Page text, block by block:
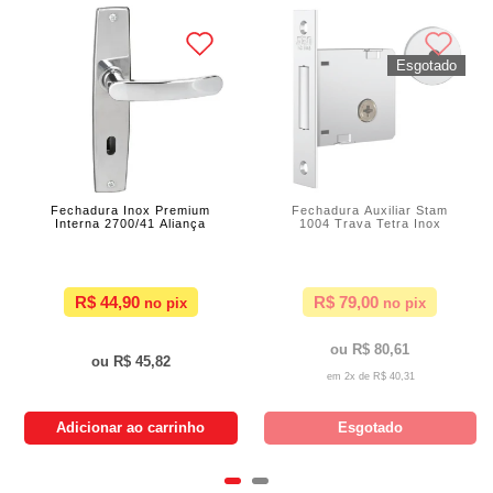
Fechadura Inox Premium
Interna 2700/41 Aliança
R$ 44,90
R$ 45,82
Adicionar ao carrinho
Fechadura Auxiliar Stam
1004 Trava Tetra Inox
R$ 79,00
R$ 80,61
2x de R$ 40,31
Esgotado